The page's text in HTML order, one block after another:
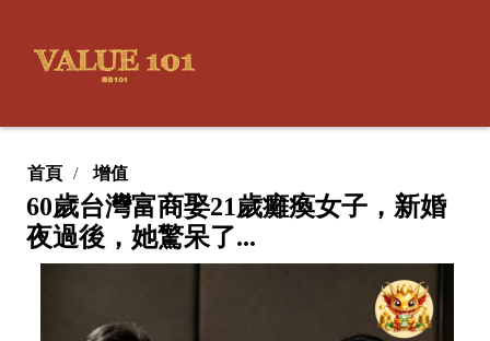
首頁 增值
60歲台灣富商娶21歲癱瘓女子，新婚
夜過後，她驚呆了...